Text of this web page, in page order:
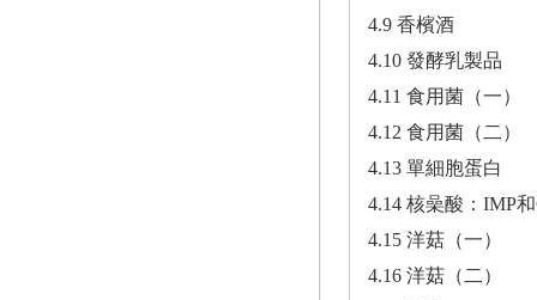
4.9 香檳酒
4.10 發酵乳製品
4.11 食用菌（一）
4.12 食用菌（二）
4.13 單細胞蛋白
4.14 核喿酸：IMP
4.15 洋菇（一）
4.16 洋菇（二）